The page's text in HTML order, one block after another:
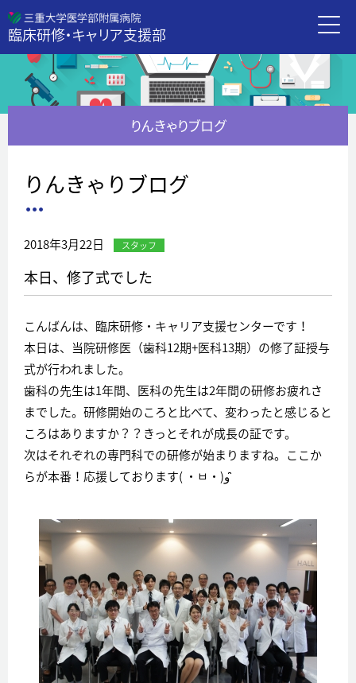
三重大学病
臨床研修・キャリア支援部
りんきゃりブログ
りんきゃりブログ
2018年3月22日 スタッフ
本日、修了式でした
こんばんは、臨床研修・キャリア支援センターです！
本日は、当院研修医（歯科12期+医科13期）の修了証授与
式が行われました。
歯科の先生は1年間、医科の先生は2年間の研修お疲れさ
までした。研修開始のころと比べて、変わったと感じると
ころはありますか？？きっとそれが成長の証です。
次はそれぞれの専門科での研修が始まりますね。ここか
らが本番！応援しております( ・ㅂ・)و ̑̑